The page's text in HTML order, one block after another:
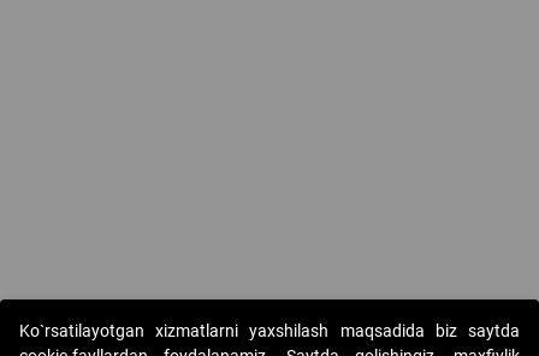
Ko`rsatilayotgan xizmatlarni yaxshilash maqsadida biz saytda